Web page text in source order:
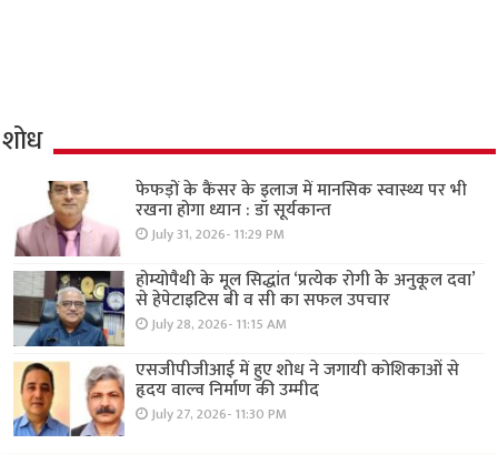
शोध
फेफड़ों के कैंसर के इलाज में मानसिक स्वास्थ्य पर भी
रखना होगा ध्यान : डॉ सूर्यकान्त
July 31, 2026- 11:29 PM
होम्योपैथी के मूल सिद्धांत ‘प्रत्येक रोगी केे अनुकूल दवा’
से हेपेटाइटिस बी व सी का सफल उपचार
July 28, 2026- 11:15 AM
एसजीपीजीआई में हुए शोध ने जगायी कोशिकाओं से
हृदय वाल्व निर्माण की उम्मीद
July 27, 2026- 11:30 PM